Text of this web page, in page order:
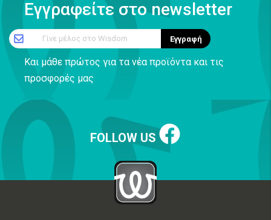
Εγγραφείτε στο newsletter
Γίνε μέλος στο Wisdom Εγγραφή
Και μάθε πρώτος για τα νέα προϊόντα και τις
προσφορές μας
FOLLOW US